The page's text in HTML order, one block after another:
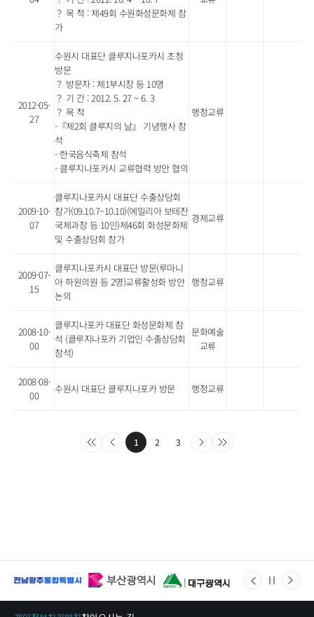
？ 목 적 : 제49회 수원화성문화제 참
가
2012-05-
27
수원시 대표단 클루지나포카시 초청
방문
？ 방문자 : 제1부시장 등 10명
？ 기 간 : 2012. 5. 27 ~ 6. 3
？ 목 적
-『제2회 클루지의 날』 기념행사 참
석
- 한국음식축제 참석
- 클루지나포카시 교류협력 방안 협의
행정교류
2009-10-
07
클루지나포카시 대표단 수출상담회
참가(09.10.7~10.10)(에밀리아 보테잔
국제과장 등 10인)제46회 화성문화제
및 수출상담회 참가
경제교류
2009-07-
15
클루지나포카시 대표단 방문(루마니
아 하원의원 등 2명)교류활성화 방안
논의
행정교류
2008-10-
00
클루지나포카 대표단 화성문화제 참
석 (클루지나포카 기업인 수출상담회
참석)
문화예술
교류
2008-08-
00
수원시 대표단 클루지나포카 방문 행정교류
1 2 3